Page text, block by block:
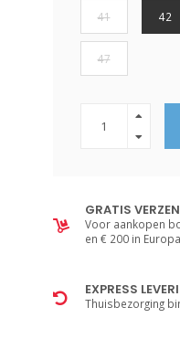
41 42
47
GRATIS
Voor aankopen
en € 200 in
EXPRESS
Thuisbezorging